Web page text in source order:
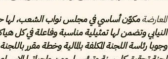
المعارضةمكوّن أساسي في مجلس نواب الشعب، لها
النيابي وتضمن لها تمثيلية مناسبة وفاعلة في كل
وجوبا رئاسة اللجنة المكلفة بالمالية وخطة مقرر